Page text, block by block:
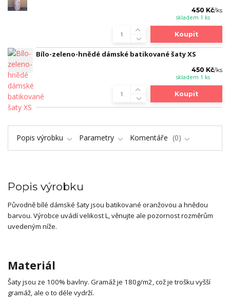
450 Kč/ks
skladem 1 ks
Koupit
Bílo-zeleno-hnědé dámské batikované šaty XS
450 Kč/ks
skladem 1 ks
Koupit
Popis výrobku Parametry Komentáře 0
Popis výrobku
Původně bílé dámské šaty jsou batikované oranžovou a hnědou
barvou. Výrobce uvádí velikost L, věnujte ale pozornost rozměrům
uvedeným níže.
Materiál
Šaty jsou ze 100% bavlny. Gramáž je 180g/m2, což je trošku vyšší
gramáž, ale o to déle vydrží.